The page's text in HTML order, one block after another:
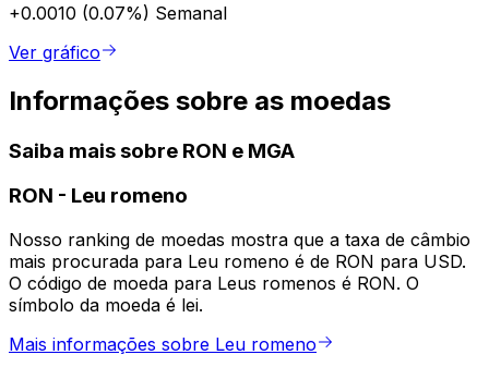
+0.0010 (0.07%) Semanal
Ver gráfico
Informações sobre as moedas
Saiba mais sobre RON e MGA
RON - Leu romeno
Nosso ranking de moedas mostra que a taxa de câmbio
mais procurada para Leu romeno é de RON para USD.
O código de moeda para Leus romenos é RON. O
símbolo da moeda é lei.
Mais informações sobre Leu romeno